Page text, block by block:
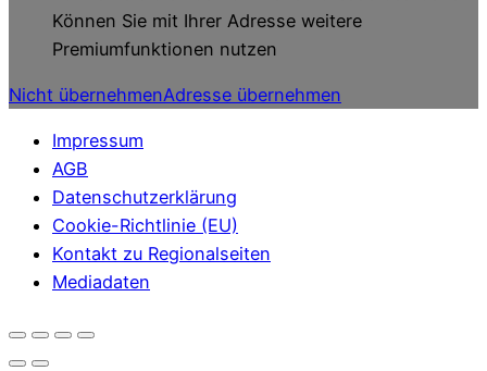
Können Sie mit Ihrer Adresse weitere
Premiumfunktionen nutzen
Nicht übernehmenAdresse übernehmen
Impressum
AGB
Datenschutzerklärung
Cookie-Richtlinie (EU)
Kontakt zu Regionalseiten
Mediadaten